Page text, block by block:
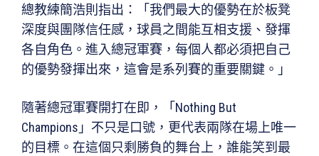
總教練簡浩則指出：「我們最大的優勢在於板凳
深度與團隊信任感，球員之間能互相支援、發揮
各自角色。進入總冠軍賽，每個人都必須把自己
的優勢發揮出來，這會是系列賽的重要關鍵。」
隨著總冠軍賽開打在即，「Nothing But
Champions」不只是口號，更代表兩隊在場上唯一
的目標。在這個只剩勝負的舞台上，誰能笑到最